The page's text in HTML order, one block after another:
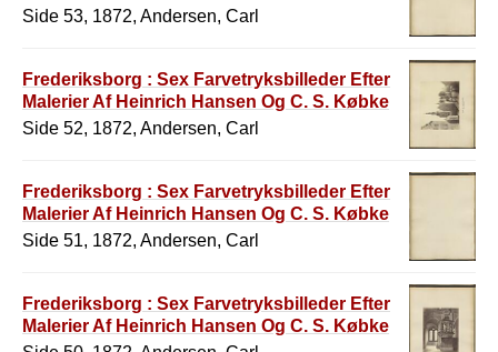
Side 53, 1872, Andersen, Carl
Frederiksborg : Sex Farvetryksbilleder Efter
Malerier Af Heinrich Hansen Og C. S. Købke
Side 52, 1872, Andersen, Carl
Frederiksborg : Sex Farvetryksbilleder Efter
Malerier Af Heinrich Hansen Og C. S. Købke
Side 51, 1872, Andersen, Carl
Frederiksborg : Sex Farvetryksbilleder Efter
Malerier Af Heinrich Hansen Og C. S. Købke